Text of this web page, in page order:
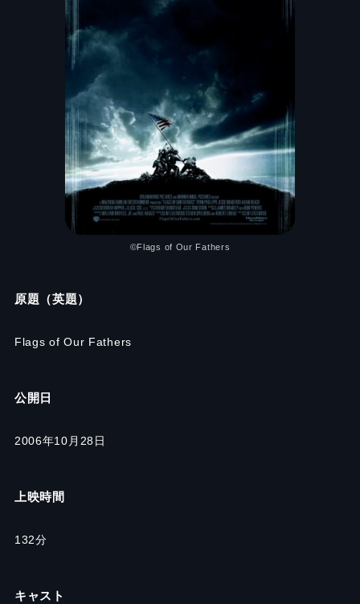
©Flags of Our Fathers
原題（英題）
Flags of Our Fathers
公開日
2006年10月28日
上映時間
132分
キャスト